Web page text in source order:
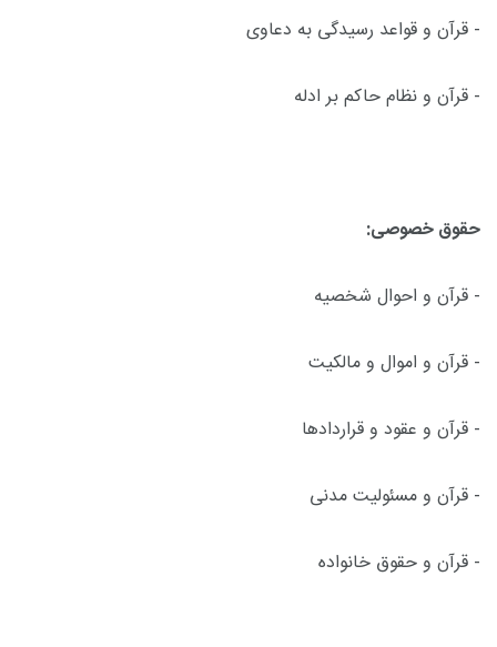
- قرآن و قواعد رسیدگی به دعاوی
- قرآن و نظام حاکم بر ادله
حقوق خصوصی:
- قرآن و احوال شخصیه
- قرآن و اموال و مالکیت
- قرآن و عقود و قراردادها
- قرآن و مسئولیت مدنی
- قرآن و حقوق خانواده